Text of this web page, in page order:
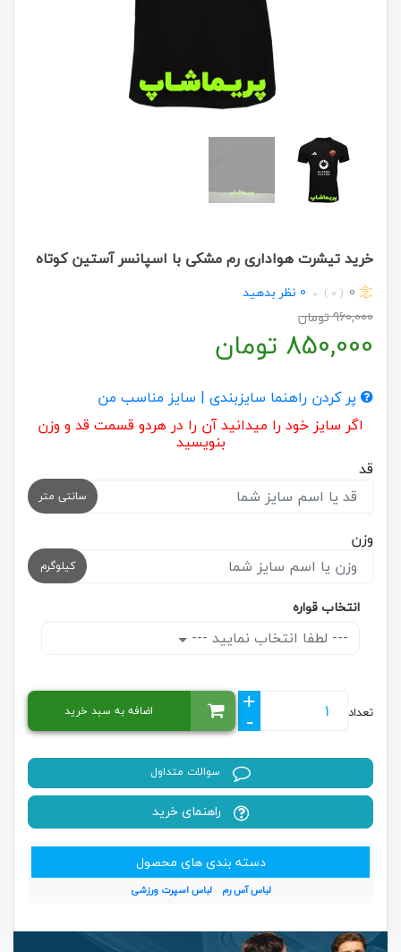
خرید تیشرت هواداری رم مشکی با اسپانسر آستین کوتاه
0
( 0 )
0 نظر بدهید
960,000تومان
850,000 تومان
پر کردن راهنما سایزبندی | سایز مناسب من
اگر سایز خود را میدانید آن را در هردو قسمت قد و وزن
بنویسید
قد
سانتی متر
وزن
کیلوگرم
انتخاب قواره
--- لطفا انتخاب نمایید ---
تعداد
+
-
اضافه به سبد خرید
سوالات متداول
راهنمای خرید
دسته بندی های محصول
لباس آس رم لباس اسپرت ورزشی